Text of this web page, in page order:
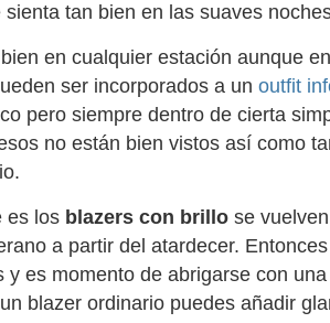
tan bien en las suaves
en cualquier estación aunque
ser incorporados a un outfit
pero siempre dentro de cierta
no están bien vistos así como
es los blazers con brillo se
a partir del atardecer.
y es momento de abrigarse con
blazer ordinario puedes añadir